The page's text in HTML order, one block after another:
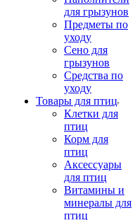
для грызунов
Предметы по
уходу
Сено для
грызунов
Средства по
уходу
Товары для птиц
Клетки для
птиц
Корм для
птиц
Аксессуары
для птиц
Витамины и
минералы для
птиц